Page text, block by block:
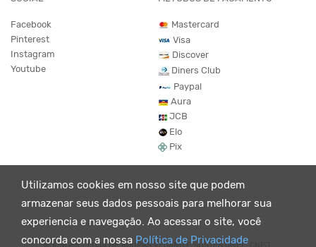
Utilizamos cookies em nosso site que podem
armazenar seus dados pessoais para melhorar sua
experiencia e navegação. Ao acessar o site, você
concorda com a nossa Política de Privacidade
Facebook
Pinterest
Instagram
Youtube
Mastercard
Visa
Discover
Diners Club
Paypal
Aura
JCB
Elo
Pix